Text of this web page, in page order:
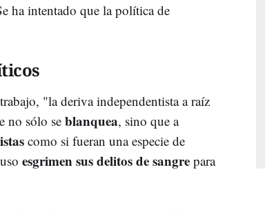
ha intentado que la política de
"la deriva independentista a raíz
no sólo se blanquea, sino que a
como si fueran una especie de
esgrimen sus delitos de sangre para